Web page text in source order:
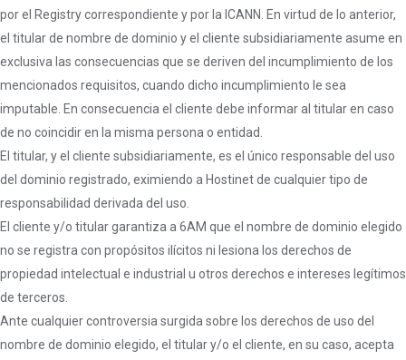
por el Registry correspondiente y por la ICANN. En virtud de lo anterior,
el titular de nombre de dominio y el cliente subsidiariamente asume en
exclusiva las consecuencias que se deriven del incumplimiento de los
mencionados requisitos, cuando dicho incumplimiento le sea
imputable. En consecuencia el cliente debe informar al titular en caso
de no coincidir en la misma persona o entidad.
El titular, y el cliente subsidiariamente, es el único responsable del uso
del dominio registrado, eximiendo a Hostinet de cualquier tipo de
responsabilidad derivada del uso.
El cliente y/o titular garantiza a 6AM que el nombre de dominio elegido
no se registra con propósitos ilícitos ni lesiona los derechos de
propiedad intelectual e industrial u otros derechos e intereses legítimos
de terceros.
Ante cualquier controversia surgida sobre los derechos de uso del
nombre de dominio elegido, el titular y/o el cliente, en su caso, acepta